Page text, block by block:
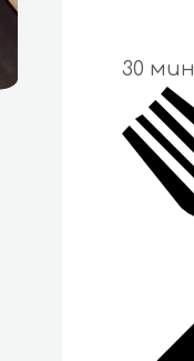
30 мин